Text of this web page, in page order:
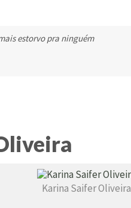
estorvo pra ninguém
Karina Saifer Oliveira